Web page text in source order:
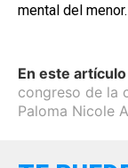
mental del menor.
En este artículo
congreso de la
Paloma Nicole